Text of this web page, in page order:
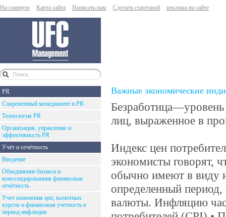
На главную Карта сайта Написать нам Сделать стартовой реклама на сайте
PR
Современный менеджмент и PR
Технология PR
Организация, управление и
эффективность PR
Учёт и отчётность
Введение
Объединение бизнеса и
консолидированная финансовая
отчётность
Учет изменения цен, валютных
курсов и финансовая учетность в
период инфляции
Важные экономические
лиц, выраженное в
Индекс цен
экономисты говорят,
обычно имеют в виду
определенный
валюты. Инфляцию